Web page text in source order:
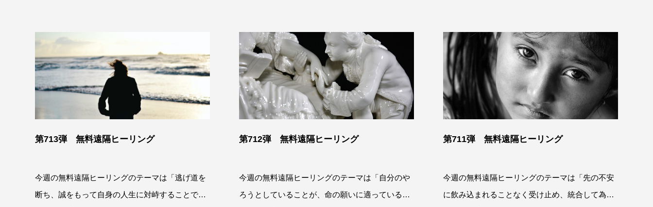
第713弾 無料遠隔ヒーリング
今週の無料遠隔ヒーリングのテーマは「逃げ道を
断ち、誠をもって自身の人生に対峙することで命
第712弾 無料遠隔ヒーリング
今週の無料遠隔ヒーリングのテーマは「自分のや
ろうとしていることが、命の願いに適っているの
第711弾 無料遠隔ヒーリング
今週の無料遠隔ヒーリングのテーマは「先の不安
に飲み込まれることなく受け止め、統合して為す